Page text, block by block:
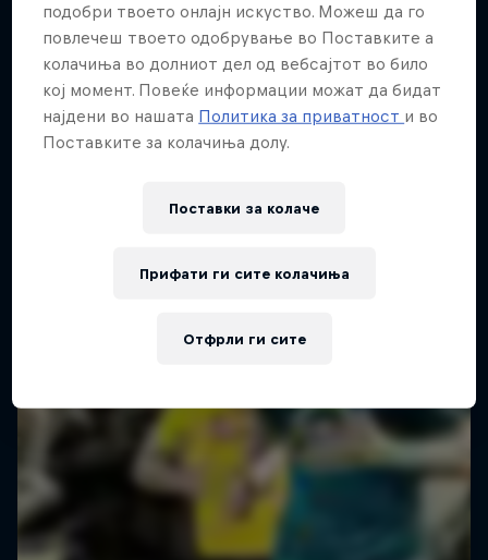
подобри твоето онлајн искуство. Можеш да го
повлечеш твоето одобрување во Поставките а
колачиња во долниот дел од вебсајтот во било
кој момент. Повеќе информации можат да бидат
најдени во нашата Политика за приватност и во
Поставките за колачиња долу.
Поставки за колачe
Отфрли ги сите
Прифати ги сите колачиња